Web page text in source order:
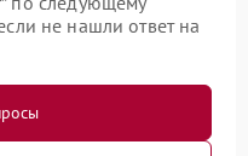
не нашли ответ на